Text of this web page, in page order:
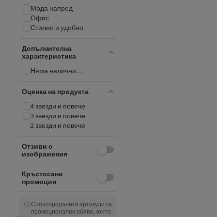
Мода напред
Офис
Стилно и удобно
Допълнителна
характеристика
Няма налични
Оценка на продукта
4 звезди и повече
3 звезди и повече
2 звезди и повече
Отзиви с
изображения
Кръстосани
промоции
Спонсорираните артикули са
промоционални обяви, които